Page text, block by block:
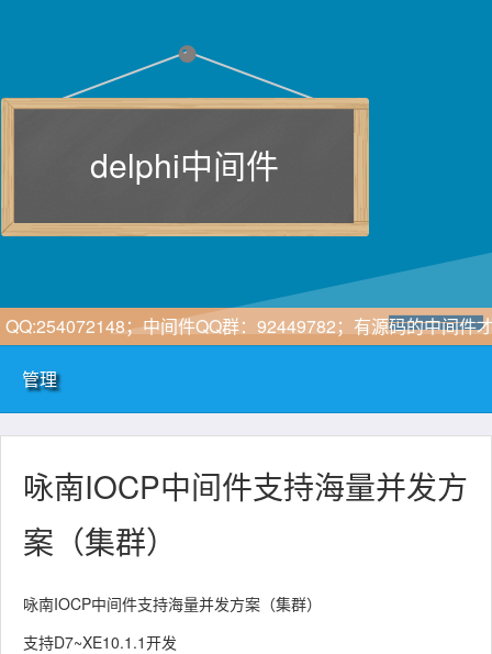
delphi中间件
QQ:254072148；中间件QQ群：92449782；有源码的中间件
管理
咏南IOCP中间件支持海量并发方
案（集群）
咏南IOCP中间件支持海量并发方案（集群）
支持D7~XE10.1.1开发